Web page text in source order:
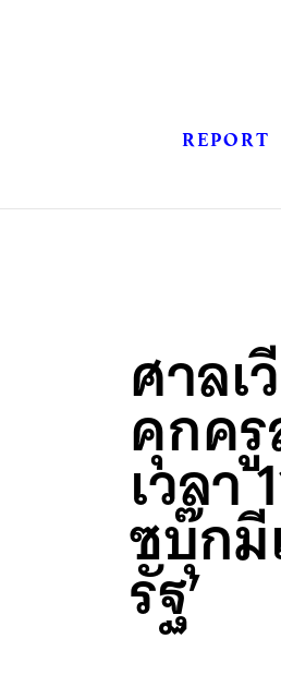
REPORT
ศาล
คุกค
เวลา
ซบุ๊ก
รัฐ’